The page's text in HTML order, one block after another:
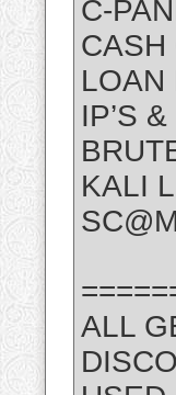
C-
CASH
LOAN
IP’S
KALI
ALL